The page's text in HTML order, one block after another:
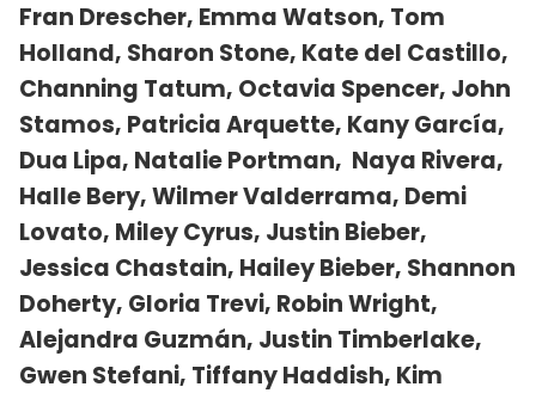
Fran Drescher, Emma Watson, Tom
Holland, Sharon Stone, Kate del Castillo,
Channing Tatum, Octavia Spencer, John
Stamos, Patricia Arquette, Kany García,
Dua Lipa, Natalie Portman, Naya Rivera,
Halle Bery, Wilmer Valderrama, Demi
Lovato, Miley Cyrus, Justin Bieber,
Jessica Chastain, Hailey Bieber, Shannon
Doherty, Gloria Trevi, Robin Wright,
Alejandra Guzmán, Justin Timberlake,
Gwen Stefani, Tiffany Haddish, Kim